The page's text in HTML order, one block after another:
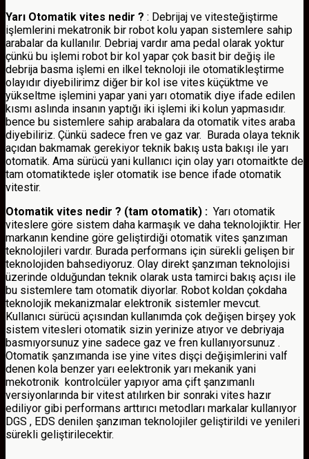
Yarı Otomatik vites nedir ? : Debrijaj ve vitesteğiştirme
işlemlerini mekatronik bir robot kolu yapan sistemlere sahip
arabalar da kullanılır. Debriaj vardır ama pedal olarak yoktur
çünkü bu işlemi robot bir kol yapar çok basit bir değiş ile
debrija basma işlemi en ilkel teknoloji ile otomatikleştirme
olayıdır diyebilirimz diğer bir kol ise vites küçüktme ve
yükseltme işlemini yapar yani yarı otomatik diye ifade edilen
kısmı aslında insanın yaptığı iki işlemi iki kolun yapmasıdır.
bence bu sistemlere sahip arabalara da otomatik vites araba
diyebiliriz. Çünkü sadece fren ve gaz var. Burada olaya teknik
açıdan bakmamak gerekiyor teknik bakış usta bakışı ile yarı
otomatik. Ama sürücü yani kullanıcı için olay yarı otomaitkte de
tam otomatiktede işler otomatik ise bence ifade otomatik
vitestir.
Otomatik vites nedir ? (tam otomatik) : Yarı otomatik
viteslere göre sistem daha karmaşık ve daha teknolojiktir. Her
markanın kendine göre geliştirdiği otomatik vites şanzıman
teknolojileri vardır. Burada performans için sürekli gelişen bir
teknolojiden bahsediyoruz. Olay direkt şanzıman teknolojisi
üzerinde olduğundan teknik olarak usta tamirci bakış açısı ile
bu sistemlere tam otomatik diyorlar. Robot koldan çokdaha
teknolojik mekanizmalar elektronik sistemler mevcut.
Kullanıcı sürücü açısından kullanımda çok değişen birşey yok
sistem vitesleri otomatik sizin yerinize atıyor ve debriyaja
basmıyorsunuz yine sadece gaz ve fren kullanıyorsunuz .
Otomatik şanzımanda ise yine vites dişçi değişimlerini valf
denen kola benzer yarı eelektronik yarı mekanik yani
mekotronik kontrolcüler yapıyor ama çift şanzımanlı
versiyonlarında bir vitest atılırken bir sonraki vites hazır
ediliyor gibi performans arttırıcı metodları markalar kullanıyor
DGS , EDS denilen şanzıman teknolojiler geliştirildi ve yenileri
sürekli geliştirilecektir.